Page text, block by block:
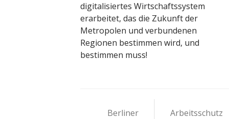
digitalisiertes Wirtschaftssystem
erarbeitet, das die Zukunft der
Metropolen und verbundenen
Regionen bestimmen wird, und
bestimmen muss!
Berliner
Arbeitsschutz